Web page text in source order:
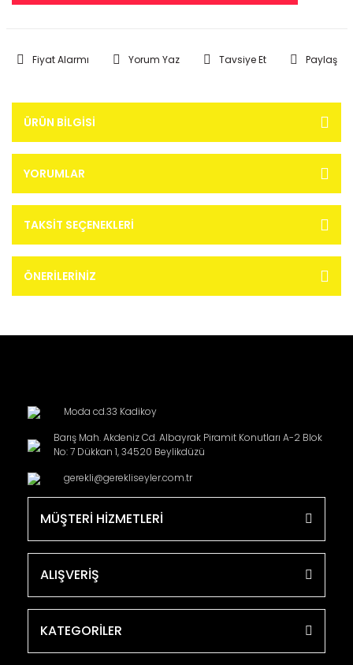
Fiyat Alarmı Yorum Yaz Tavsiye Et Paylaş
ÜRÜN BILGISI
YORUMLAR
TAKSIT SEÇENEKLERI
ÖNERILERINIZ
Moda cd.33 Kadikoy
Barış Mah. Akdeniz Cd. Albayrak Piramit Konutları A-2 Blok
No: 7 Dükkan 1, 34520 Beylikdüzü
gerekli@gerekliseyler.com.tr
MÜŞTERİ HİZMETLERİ
ALIŞVERİŞ
KATEGORİLER